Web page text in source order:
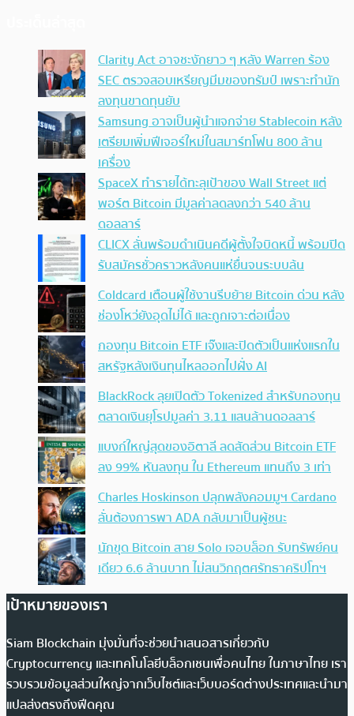
Clarity Act อาจชะงักยาว ๆ หลัง Warren ร้อง
SEC ตรวจสอบเหรียญมีมของทรัมป์ เพราะทำนัก
ลงทุนขาดทุนยับ
Samsung อาจเป็นผู้นำแจกจ่าย Stablecoin หลัง
เตรียมเพิ่มฟีเจอร์ใหม่ในสมาร์ทโฟน 800 ล้าน
เครื่อง
SpaceX ทำรายได้ทะลุเป้าของ Wall Street แต่
พอร์ต Bitcoin มีมูลค่าลดลงกว่า 540 ล้าน
ดอลลาร์
CLICX ลั่นพร้อมดำเนินคดีผู้ตั้งใจบิดหนี้ พร้อมปิด
รับสมัครชั่วคราวหลังคนแห่ยื่นจนระบบล้น
Coldcard เตือนผู้ใช้งานรีบย้าย Bitcoin ด่วน หลัง
ช่องโหว่ยังอุดไม่ได้ และถูกเจาะต่อเนื่อง
กองทุน Bitcoin ETF เจ๊งและปิดตัวเป็นแห่งแรกใน
สหรัฐหลังเงินทุนไหลออกไปฝั่ง AI
BlackRock ลุยเปิดตัว Tokenized สำหรับกองทุน
ตลาดเงินยุโรปมูลค่า 3.11 แสนล้านดอลลาร์
แบงก์ใหญ่สุดของอิตาลี ลดสัดส่วน Bitcoin ETF
ลง 99% หันลงทุน ใน Ethereum แทนถึง 3 เท่า
Charles Hoskinson ปลุกพลังคอมมูฯ Cardano
ลั่นต้องการพา ADA กลับมาเป็นผู้ชนะ
นักขุด Bitcoin สาย Solo เจอบล็อก รับทรัพย์คน
เดียว 6.6 ล้านบาท ไม่สนวิกฤตศรัทธาคริปโทฯ
เป้าหมายของเรา
Siam Blockchain มุ่งมั่นที่จะช่วยนำเสนอสารเกี่ยวกับ
Cryptocurrency และเทคโนโลยีบล็อกเชนเพื่อคนไทย ในภาษาไทย เรา
รวบรวมข้อมูลส่วนใหญ่จากเว็บไซต์และเว็บบอร์ดต่างประเทศและนำมา
แปลส่งตรงถึงฟีดคุณ